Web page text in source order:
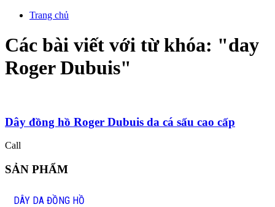
Trang chủ
Các bài viết với từ khóa: "day
Roger Dubuis"
Dây đồng hồ Roger Dubuis da cá sấu cao cấp
Call
SẢN PHẨM
DÂY DA ĐỒNG HỒ